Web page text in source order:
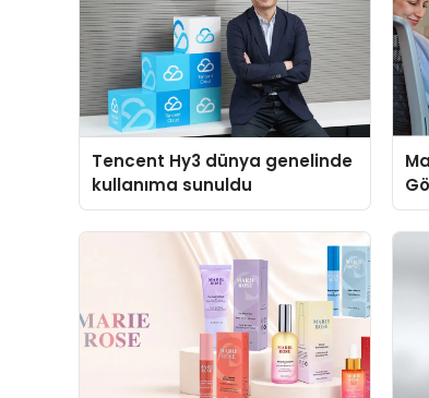
Tencent Hy3 dünya genelinde
kullanıma sunuldu